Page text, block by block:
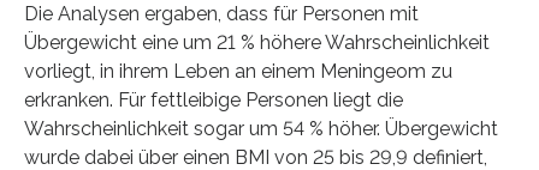
Die Analysen ergaben, dass für Personen mit
Übergewicht eine um 21 % höhere Wahrscheinlichkeit
vorliegt, in ihrem Leben an einem Meningeom zu
erkranken. Für fettleibige Personen liegt die
Wahrscheinlichkeit sogar um 54 % höher. Übergewicht
wurde dabei über einen BMI von 25 bis 29,9 definiert,